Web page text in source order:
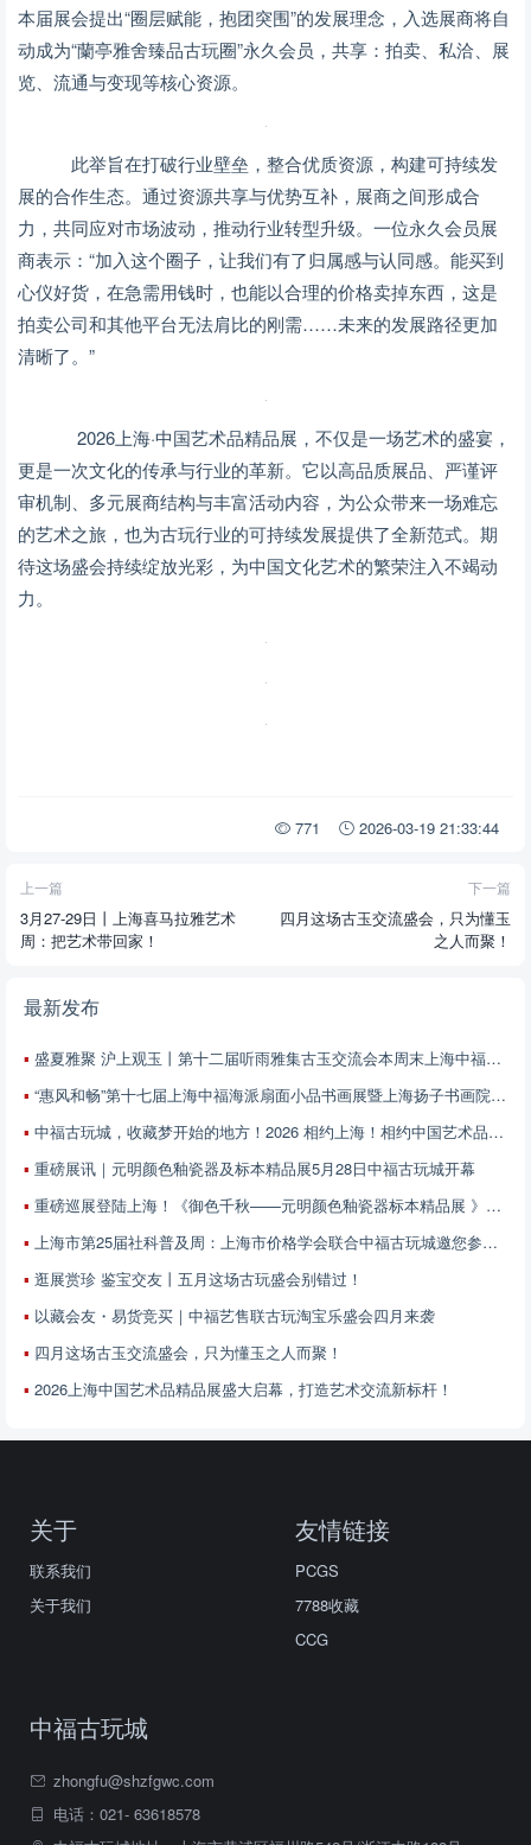
本届展会提出“圈层赋能，抱团突围”的发展理念，入选展商将自
动成为“蘭亭雅舍臻品古玩圈”永久会员，共享：拍卖、私洽、展
览、流通与变现等核心资源。
此举旨在打破行业壁垒，整合优质资源，构建可持续发
展的合作生态。通过资源共享与优势互补，展商之间形成合
力，共同应对市场波动，推动行业转型升级。一位永久会员展
商表示：“加入这个圈子，让我们有了归属感与认同感。能买到
心仪好货，在急需用钱时，也能以合理的价格卖掉东西，这是
拍卖公司和其他平台无法肩比的刚需……未来的发展路径更加
清晰了。”
2026上海·中国艺术品精品展，不仅是一场艺术的盛宴，
更是一次文化的传承与行业的革新。它以高品质展品、严谨评
审机制、多元展商结构与丰富活动内容，为公众带来一场难忘
的艺术之旅，也为古玩行业的可持续发展提供了全新范式。期
待这场盛会持续绽放光彩，为中国文化艺术的繁荣注入不竭动
力。
771 2026-03-19 21:33:44
上一篇
3月27-29日丨上海喜马拉雅艺术
周：把艺术带回家！
下一篇
四月这场古玉交流盛会，只为懂玉
之人而聚！
最新发布
盛夏雅聚 沪上观玉丨第十二届听雨雅集古玉交流会本周末上海中福古玩城启幕
“惠风和畅”第十七届上海中福海派扇面小品书画展暨上海扬子书画院第五届扇面小品书画邀请展征稿启事
中福古玩城，收藏梦开始的地方！2026 相约上海！相约中国艺术品精品展！6月13-21日 不见不散！
重磅展讯｜元明颜色釉瓷器及标本精品展5月28日中福古玩城开幕
重磅巡展登陆上海！《御色千秋——元明颜色釉瓷器标本精品展 》5月28日中福古玩城开展
上海市第25届社科普及周：上海市价格学会联合中福古玩城邀您参加——艺术品价值解读与鉴赏专场
逛展赏珍 鉴宝交友丨五月这场古玩盛会别错过！
以藏会友・易货竞买｜中福艺售联古玩淘宝乐盛会四月来袭
四月这场古玉交流盛会，只为懂玉之人而聚！
2026上海中国艺术品精品展盛大启幕，打造艺术交流新标杆！
关于
联系我们
关于我们
友情链接
PCGS
7788收藏
CCG
中福古玩城
zhongfu@shzfgwc.com
电话：021- 63618578